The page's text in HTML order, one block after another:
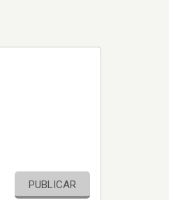
PUBLICAR